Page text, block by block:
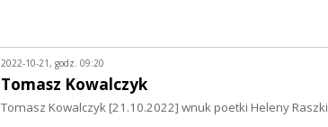
2022-10-21, godz. 09:20
Tomasz Kowalczyk
Tomasz Kowalczyk [21.10.2022] wnuk poetki Heleny Raszki